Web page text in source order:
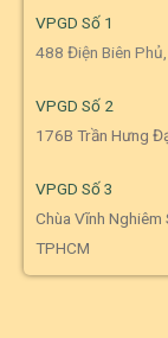
VPGD Số 1
488 Điện Biên
VPGD Số 2
176B Trần Hưng
VPGD Số 3
Chùa Vĩnh Nghiêm
TPHCM